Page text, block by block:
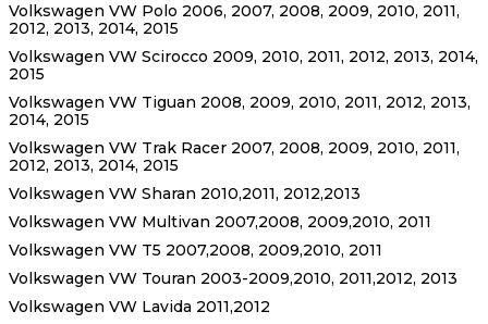
Volkswagen VW Polo 2006, 2007, 2008, 2009, 2010, 2011,
2012, 2013, 2014, 2015
Volkswagen VW Scirocco 2009, 2010, 2011, 2012, 2013, 2014,
2015
Volkswagen VW Tiguan 2008, 2009, 2010, 2011, 2012, 2013,
2014, 2015
Volkswagen VW Trak Racer 2007, 2008, 2009, 2010, 2011,
2012, 2013, 2014, 2015
Volkswagen VW Sharan 2010,2011, 2012,2013
Volkswagen VW Multivan 2007,2008, 2009,2010, 2011
Volkswagen VW T5 2007,2008, 2009,2010, 2011
Volkswagen VW Touran 2003-2009,2010, 2011,2012, 2013
Volkswagen VW Lavida 2011,2012